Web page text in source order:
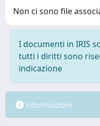
Non ci sono file
I documenti in IRIS
tutti i diritti sono
indicazione
Informazioni